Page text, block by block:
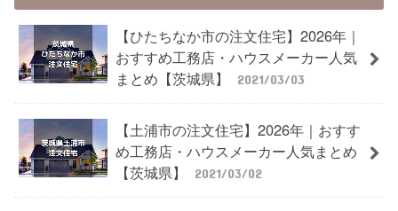
【ひたちなか市の注文住宅】2026年｜
おすすめ工務店・ハウスメーカー人気
まとめ【茨城県】
2021/03/03
【土浦市の注文住宅】2026年｜おすす
め工務店・ハウスメーカー人気まとめ
【茨城県】
2021/03/02